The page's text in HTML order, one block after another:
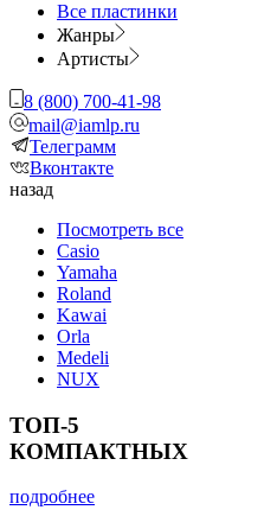
Все пластинки
Жанры
Артисты
8 (800) 700-41-98
mail@iamlp.ru
Телеграмм
Вконтакте
назад
Посмотреть все
Casio
Yamaha
Roland
Kawai
Orla
Medeli
NUX
ТОП-5
КОМПАКТНЫХ
подробнее